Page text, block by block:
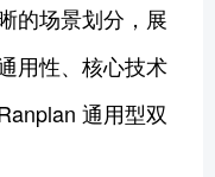
的场景划分，展
用性、核心技术
通用型双